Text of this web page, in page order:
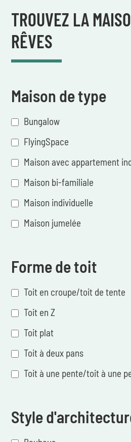
TROUVEZ LA
RÊVES
Maison de type
Bungalow
FlyingSpace
Maison avec appartement
Maison bi-familiale
Maison individuelle
Maison jumelée
Forme de toit
Toit en croupe/toit de tente
Toit en Z
Toit plat
Toit à deux pans
Toit à une pente/toit à une
Style